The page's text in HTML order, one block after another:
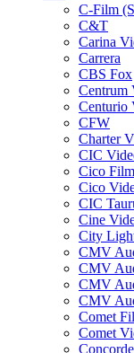
C-Film
C&T
Carina
Carrera
CBS Fox
Centrum
Centurio
CFW
Charter
CIC
Cico Film
Cico
CIC
Cine
City
CMV
CMV
CMV
CMV
Comet
Comet